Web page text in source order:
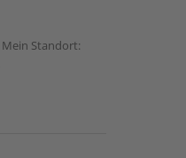
Mein Standort: